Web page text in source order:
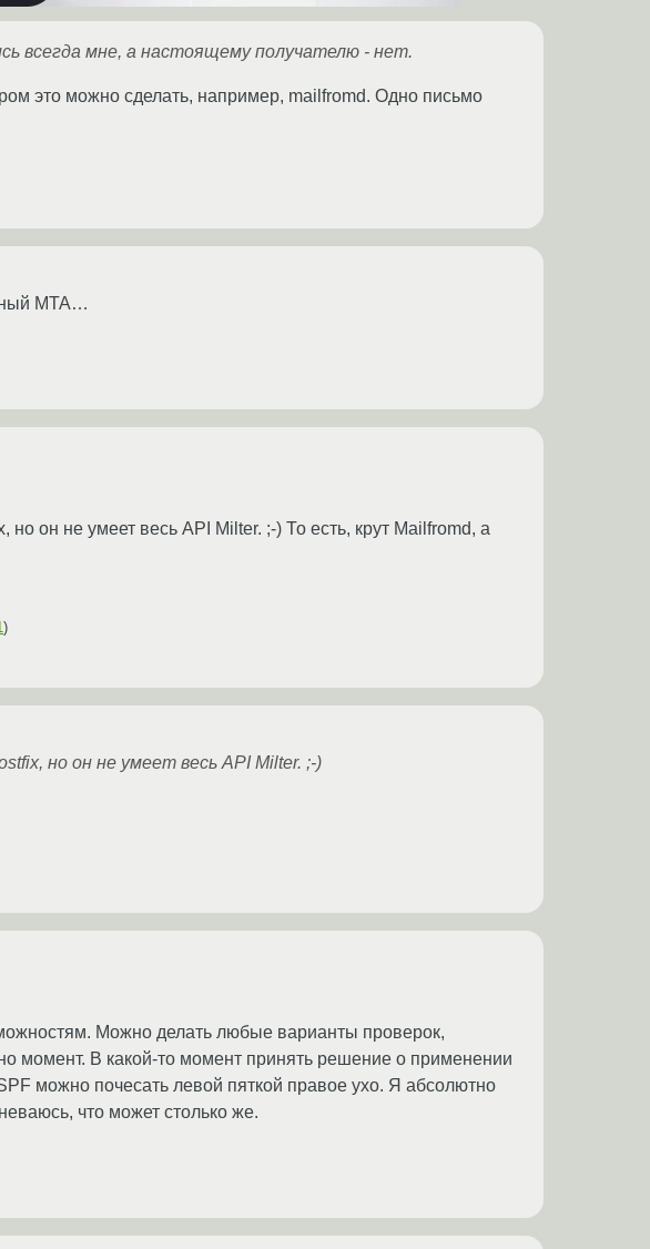
всегда мне, а настоящему получателю - нет.
это можно сделать, например, mailfromd. Одно письмо
MTA…
он не умеет весь API Milter. ;-) То есть, крут Mailfromd, а
)
но он не умеет весь API Milter. ;-)
Можно делать любые варианты проверок,
момент. В какой-то момент принять решение о применении
можно почесать левой пяткой правое ухо. Я абсолютно
что может столько же.